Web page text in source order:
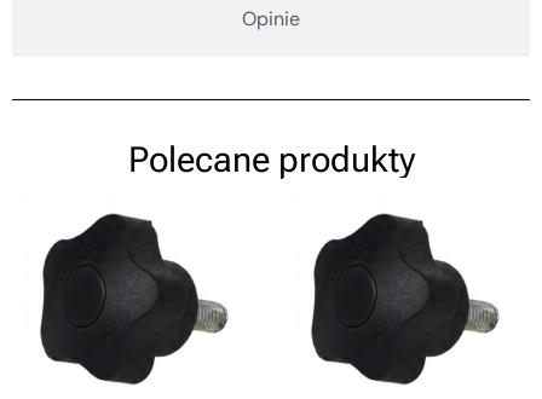
Opinie
Polecane produkty